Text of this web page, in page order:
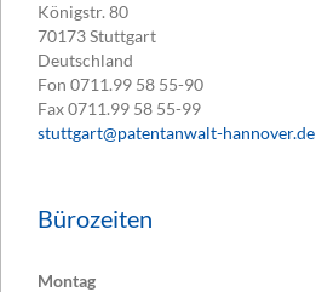
Königstr. 80
70173Stuttgart
Deutschland
Fon 0711.99 58 55-90
Fax0711.99 58 55-99
stuttgart@patentanwalt-hannover.de
Bürozeiten
Montag